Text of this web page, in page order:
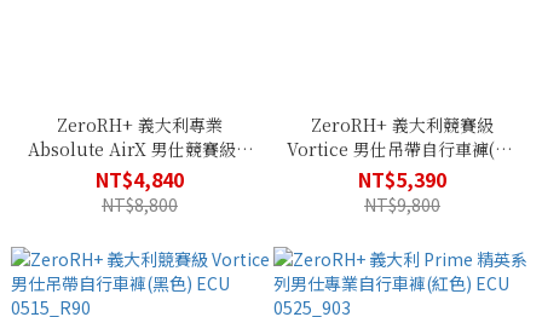
ZeroRH+ 義大利專業
Absolute AirX 男仕競賽級吊
帶自行車褲(黑色) ECU
0517_R90
NT$4,840
NT$8,800
ZeroRH+ 義大利競賽級
Vortice 男仕吊帶自行車褲(黑/
螢光黃) ECU 0515_R91
NT$5,390
NT$9,800